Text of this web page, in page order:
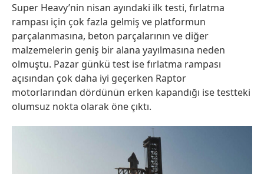
Super Heavy’nin nisan ayındaki ilk testi, fırlatma
rampası için çok fazla gelmiş ve platformun
parçalanmasına, beton parçalarının ve diğer
malzemelerin geniş bir alana yayılmasına neden
olmuştu. Pazar günkü test ise fırlatma rampası
açısından çok daha iyi geçerken Raptor
motorlarından dördünün erken kapandığı ise testteki
olumsuz nokta olarak öne çıktı.